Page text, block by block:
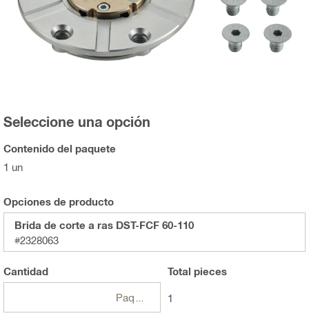
Seleccione una opción
Contenido del paquete
1 un
Opciones de producto
Brida de corte a ras DST-FCF 60-110
#2328063
Cantidad Total pieces
1